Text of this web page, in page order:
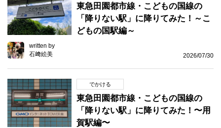
東急田園都市線・こどもの国線の
「降りない駅」に降りてみた！～こ
どもの国駅編～
written by
石﨑絵美
2026/07/30
でかける
東急田園都市線・こどもの国線の
「降りない駅」に降りてみた！〜用
賀駅編〜